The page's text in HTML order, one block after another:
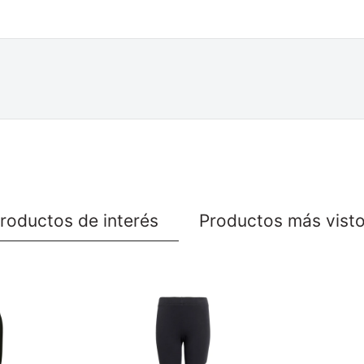
de interés Productos más